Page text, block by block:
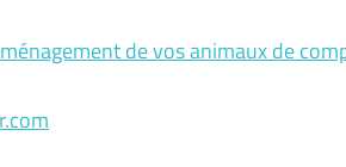
de vos animaux de